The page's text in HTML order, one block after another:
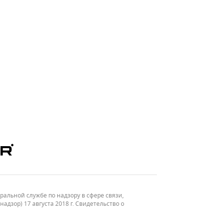
службе по надзору в сфере связи,
17 августа 2018 г. Свидетельство о